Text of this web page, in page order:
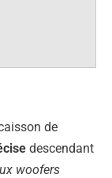
de
descendant
woofers